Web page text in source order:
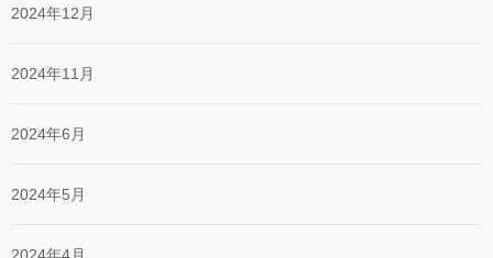
2024年12月
2024年11月
2024年6月
2024年5月
2024年4月